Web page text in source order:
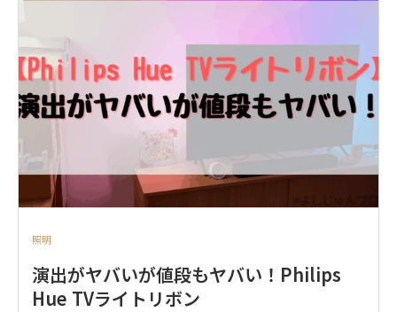
照明
演出がヤバいが値段もヤバい！Philips
Hue TVライトリボン